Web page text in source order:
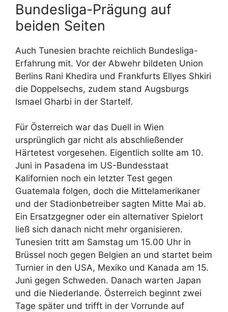
Bundesliga-Prägung auf
beiden Seiten
Auch Tunesien brachte reichlich Bundesliga-
Erfahrung mit. Vor der Abwehr bildeten Union
Berlins Rani Khedira und Frankfurts Ellyes Shkiri
die Doppelsechs, zudem stand Augsburgs
Ismael Gharbi in der Startelf.
Für Österreich war das Duell in Wien
ursprünglich gar nicht als abschließender
Härtetest vorgesehen. Eigentlich sollte am 10.
Juni in Pasadena im US-Bundesstaat
Kalifornien noch ein letzter Test gegen
Guatemala folgen, doch die Mittelamerikaner
und der Stadionbetreiber sagten Mitte Mai ab.
Ein Ersatzgegner oder ein alternativer Spielort
ließ sich danach nicht mehr organisieren.
Tunesien tritt am Samstag um 15.00 Uhr in
Brüssel noch gegen Belgien an und startet beim
Turnier in den USA, Mexiko und Kanada am 15.
Juni gegen Schweden. Danach warten Japan
und die Niederlande. Österreich beginnt zwei
Tage später und trifft in der Vorrunde auf